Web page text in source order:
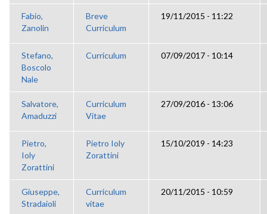
Fabio,
Zanolin
Breve
Curriculum
19/11/2015 - 11:22
Stefano,
Boscolo
Nale
Curriculum 07/09/2017 - 10:14
Salvatore,
Amaduzzi
Curriculum
Vitae
27/09/2016 - 13:06
Pietro,
Ioly
Zorattini
Pietro Ioly
Zorattini
15/10/2019 - 14:23
Giuseppe,
Stradaioli
Curriculum
vitae
20/11/2015 - 10:59